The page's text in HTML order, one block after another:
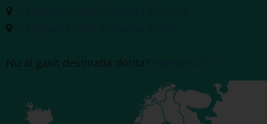
Nu ai gasit destinatia dorita?